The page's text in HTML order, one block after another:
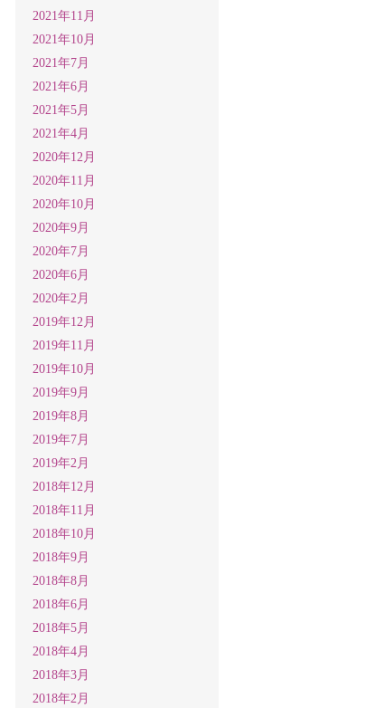
2021年11月
2021年10月
2021年7月
2021年6月
2021年5月
2021年4月
2020年12月
2020年11月
2020年10月
2020年9月
2020年7月
2020年6月
2020年2月
2019年12月
2019年11月
2019年10月
2019年9月
2019年8月
2019年7月
2019年2月
2018年12月
2018年11月
2018年10月
2018年9月
2018年8月
2018年6月
2018年5月
2018年4月
2018年3月
2018年2月